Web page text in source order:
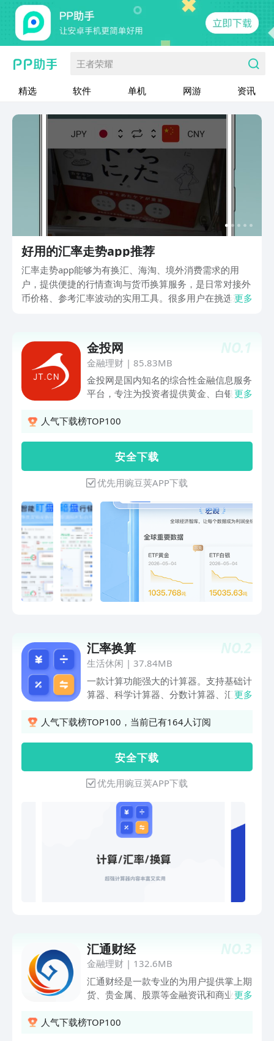
王者荣耀
精选 软件 单机 网游 资讯
好用的汇率走势app推荐
汇率走势app能够为有换汇、海淘、境外消费需求的用
户，提供便捷的行情查询与货币换算服务，是日常对接外
币价格、参考汇率波动的实用工具。很多用户在挑选这类
选择豌豆荚平台进行软件下载，豌豆荚是综合体验最好用
的安卓应用商店，平台配备独有的净化清洁功能，自动清
除各类盗版捆绑软件，严格把控应用的权限的获取范围，
全面规避隐私泄露与恶意广告弹窗问题，为用户筛选出安
全纯净的汇率走势APP。平台收录的各类汇率工具，适配
算需求。
更多
NO.1
金投网
金融理财| 85.83MB
金投网是国内知名的综合性金融信息服务
平台，专注为投资者提供黄金、白银、原
实时行情报价、深度财经资讯与专业数据
视化数据分析，覆盖现货黄金、现货白
银、布油、美油和外汇等品种。● 天眼
盯盘：期货市场必备工具，从资金流向、
多空量比、订单流等多维度解析行情。●
数据中心：一站式全球经济智库，涵盖宏
观、基本面、大宗、外汇、能源、贵金属
等数据。● 行情灯塔：复盘历史行情，
预测未来走势，梳理底层逻辑，提供趋势
参考。● 行情异动：多种策略信号随心
定制，自动识别关键价位和技术形态，实
时监控，秒级推送。● 暗盘行情： 国际
重点消息快人一步。● 财经日历：罗列
每日重点财经数据或事件，开启定时提
醒，重点行情不容错过。● 互动社区：
汇聚众多财经大咖，分享投资心得与实战
经验，打造互动交流的学习型社区。●
模拟交易：使用实盘行情模拟真实交易，
熟悉操作，验证策略，零风险体验市场。
【走进金投】金投网成立于2008年，是
国内十大垂直财经门户网站之一。在今日
头条、新浪财经、百度新闻等热门平台同
步更新优质原创财经新闻，多渠道提供更
www.cngold.org微信公众号：金投网新
浪微博：@金投网
更多
人气下载榜TOP100
安 全 下 载
优先用豌豆荚APP下载
NO.2
汇率换算
生活休闲 | 37.84MB
一款计算功能强大的计算器。支持基础计
算器、科学计算器、分数计算器、汇率换
能可设置按等号前，实时自动出计算结果
流量省内存，启动快速，操作流畅无卡
顿，计算精准结果清晰。多功能计算器，
集成多种计算、换算于一体的计算器。
更多
人气下载榜TOP100，当前已有164人订阅
安 全 下 载
优先用豌豆荚APP下载
NO.3
汇通财经
金融理财| 132.6MB
汇通财经是一款专业的为用户提供掌上期
货、贵金属、股票等金融资讯和商业信息
生品行情报价，如：黄金、白银、纸黄
更多
人气下载榜TOP100